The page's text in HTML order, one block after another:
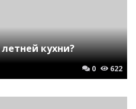
кухни?
0 622